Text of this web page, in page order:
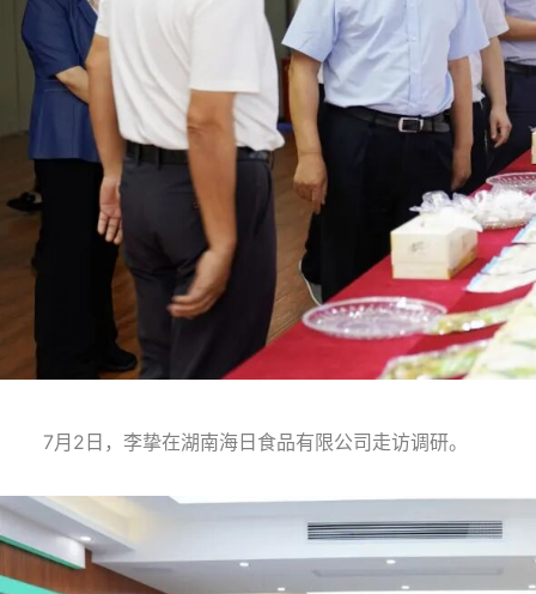
7月2日，李挚在湖南海日食品有限公司走访调研。